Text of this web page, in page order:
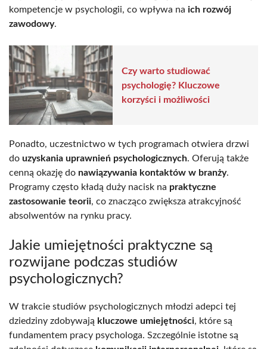
kompetencje w psychologii, co wpływa na ich rozwój
zawodowy.
Czy warto studiować
psychologię? Kluczowe
korzyści i możliwości
Ponadto, uczestnictwo w tych programach otwiera drzwi
do uzyskania uprawnień psychologicznych. Oferują także
cenną okazję do nawiązywania kontaktów w branży.
Programy często kładą duży nacisk na praktyczne
zastosowanie teorii, co znacząco zwiększa atrakcyjność
absolwentów na rynku pracy.
Jakie umiejętności praktyczne są
rozwijane podczas studiów
psychologicznych?
W trakcie studiów psychologicznych młodzi adepci tej
dziedziny zdobywają kluczowe umiejętności, które są
fundamentem pracy psychologa. Szczególnie istotne są